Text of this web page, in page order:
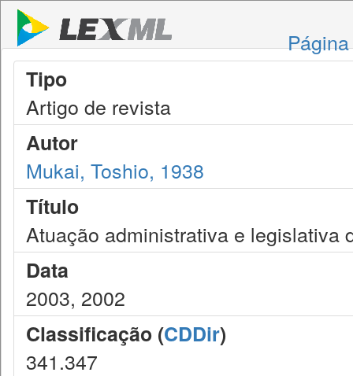
Tipo
Artigo de revista
Autor
Mukai, Toshio, 1938
Título
Atuação administrativa e legislativa
Data
2003, 2002
Classificação (CDDir)
341.347